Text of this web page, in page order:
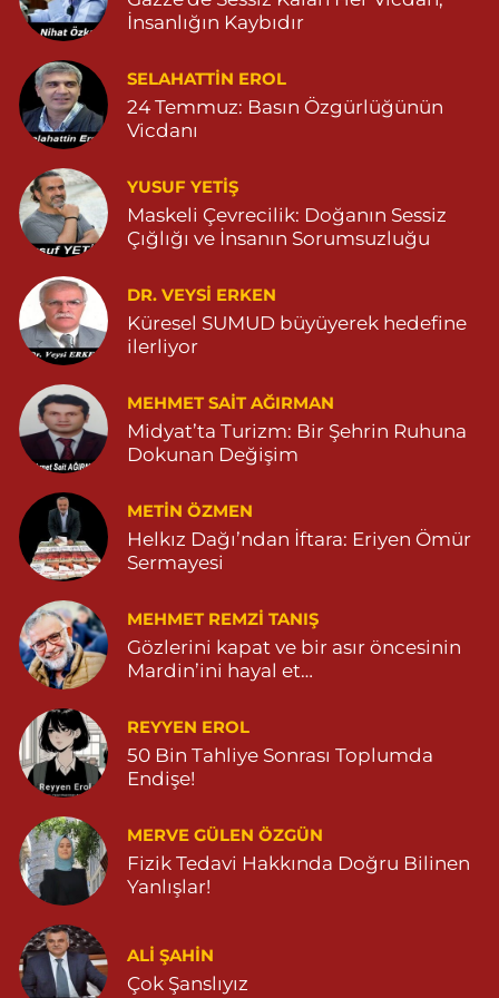
Zeytinpınar Mahallesi, Roj Caddesi No:11 Derik Mardin
0 (482) 251 30 06
Çınarbaş Eczanesi
Bahçebaşı Mahallesi, Hanse Hatun Caddesi No:120 C Yeşilli
Mardin
0 (482) 591 10 15 Yol Tarifi Al
Şahin Eczanesi
Kaplan Mahallesi, Mardin Caddesi No:25 C Savur Mardin
0 (555) 151 49 05 Yol Tarifi Al
Özdemir Eczanesi
Yeni Mahalle, 3086.Sokak No:4 3 Ömerli Mardin
0 (482) 541 31 21
İnsanlığın Kaybıdır
SELAHATTIN EROL
24 Temmuz: Basın Özgürlüğünün
Vicdanı
YUSUF YETİŞ
Maskeli Çevrecilik: Doğanın Sessiz
Çığlığı ve İnsanın Sorumsuzluğu
DR. VEYSI ERKEN
Küresel SUMUD büyüyerek hedefine
ilerliyor
MEHMET SAIT AĞIRMAN
Midyat’ta Turizm: Bir Şehrin Ruhuna
Dokunan Değişim
METIN ÖZMEN
Helkız Dağı’ndan İftara: Eriyen Ömür
Sermayesi
MEHMET REMZI TANIŞ
Gözlerini kapat ve bir asır öncesinin
Mardin’ini hayal et…
REYYEN EROL
50 Bin Tahliye Sonrası Toplumda
Endişe!
MERVE GÜLEN ÖZGÜN
Fizik Tedavi Hakkında Doğru Bilinen
Yanlışlar!
ALI ŞAHİN
Çok Şanslıyız